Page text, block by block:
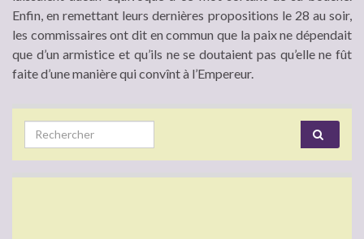
Enfin, en remettant leurs dernières propositions le 28 au soir,
les commissaires ont dit en commun que la paix ne dépendait
que d’un armistice et qu’ils ne se doutaient pas qu’elle ne fût
faite d’une manière qui convînt à l’Empereur.
Search for: